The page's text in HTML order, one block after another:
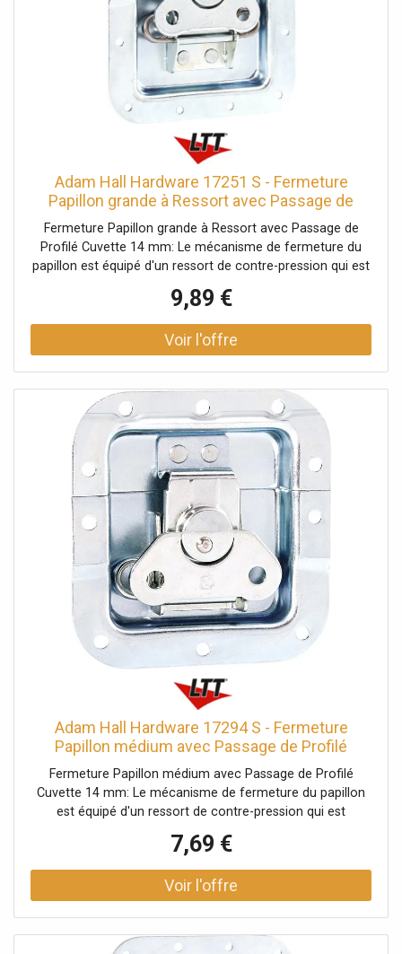
Adam Hall Hardware 17251 S - Fermeture
Papillon grande à Ressort avec Passage de
Profilé Cuvette - Serrures
Fermeture Papillon grande à Ressort avec Passage de
Profilé Cuvette 14 mm: Le mécanisme de fermeture du
papillon est équipé d'un ressort de contre-pression qui est
d'ouverture d'environ 30º. En cas d'exigences
supplémentaires, le crochet de verrouillage peut
également être déplacé vers l'extérieur. Données
techniques: Type de produit: Systèmes de fermeture,
galvanisé, Ø trous de fixation: 5,1 mm, Verrouillable: Non,
Type cuvette: à passage de profilé, Taille cuvette: grand,
Profondeur cuvette: 14 mm, Protection par rivets: Non,
avec passage de profilé: Oui, Fonction Push-Flat: Non,
Poids: 0,46 kg
9,89 €
Adam Hall Hardware 17294 S - Fermeture
Papillon médium avec Passage de Profilé
Cuvette 14 mm - Serrures
Fermeture Papillon médium avec Passage de Profilé
Cuvette 14 mm: Le mécanisme de fermeture du papillon
est équipé d'un ressort de contre-pression qui est
d'ouverture d'environ 30º. En cas d'exigences
supplémentaires, le crochet de verrouillage peut
également être déplacé vers l'extérieur. Données
techniques: Type de produit: Systèmes de fermeture,
galvanisé, Ø trous de fixation: 5,1 mm, Verrouillable: Non,
7,69 €